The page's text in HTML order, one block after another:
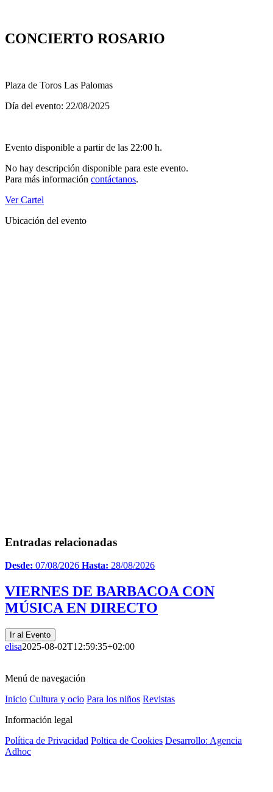
CONCIERTO ROSARIO
Plaza de Toros Las Palomas
Día del evento: 22/08/2025
Evento disponible a partir de las 22:00 h.
No hay descripción disponible para este evento.
Para más información contáctanos.
Ver Cartel
Ubicación del evento
Entradas relacionadas
Desde: 07/08/2026 Hasta: 28/08/2026
VIERNES DE BARBACOA CON
MÚSICA EN DIRECTO
Ir al Evento
elisa2025-08-02T12:59:35+02:00
Menú de navegación
Inicio Cultura y ocio Para los niños Revistas
Información legal
Política de Privacidad Poltica de Cookies Desarrollo: Agencia
Adhoc